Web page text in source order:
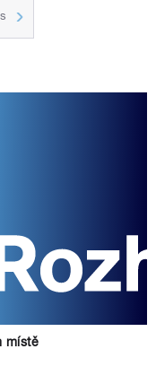
místě